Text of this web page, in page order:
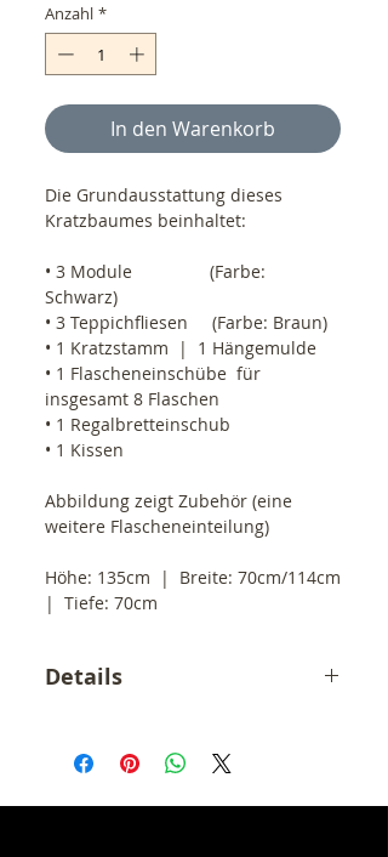
Anzahl *
In den Warenkorb
Die Grundausstattung dieses
Kratzbaumes beinhaltet:
• 3 Module                (Farbe:
Schwarz)
• 3 Teppichfliesen     (Farbe: Braun)
• 1 Kratzstamm  |  1 Hängemulde
• 1 Flascheneinschübe  für
insgesamt 8 Flaschen
• 1 Regalbretteinschub
• 1 Kissen
Abbildung zeigt Zubehör (eine
weitere Flascheneinteilung)
Höhe: 135cm  |  Breite: 70cm/114cm
|  Tiefe: 70cm
Details
Endpreis inkl. 19% MwSt.
zzgl. Versandkosten innerhalb